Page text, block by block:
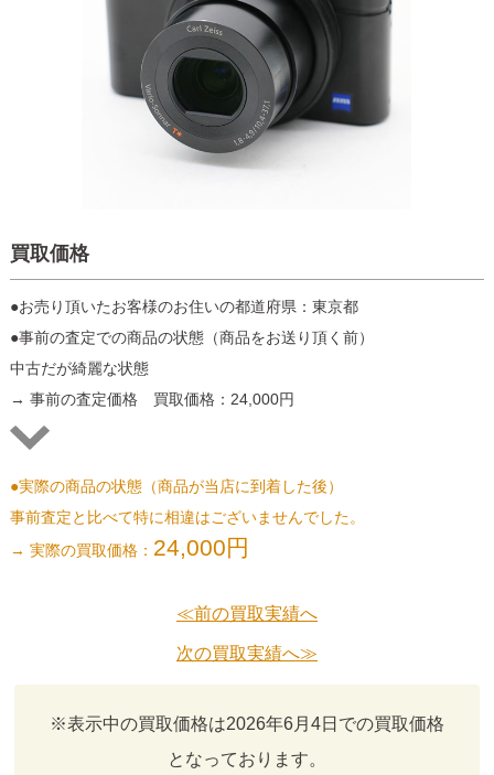
買取価格
●お売り頂いたお客様のお住いの都道府県：東京都
●事前の査定での商品の状態（商品をお送り頂く前）
中古だが綺麗な状態
→ 事前の査定価格 買取価格：24,000円
●実際の商品の状態（商品が当店に到着した後）
事前査定と比べて特に相違はございませんでした。
→ 実際の買取価格： 24,000円
≪前の買取実績へ
次の買取実績へ≫
※表示中の買取価格は2026年6月4日での買取価格
となっております。